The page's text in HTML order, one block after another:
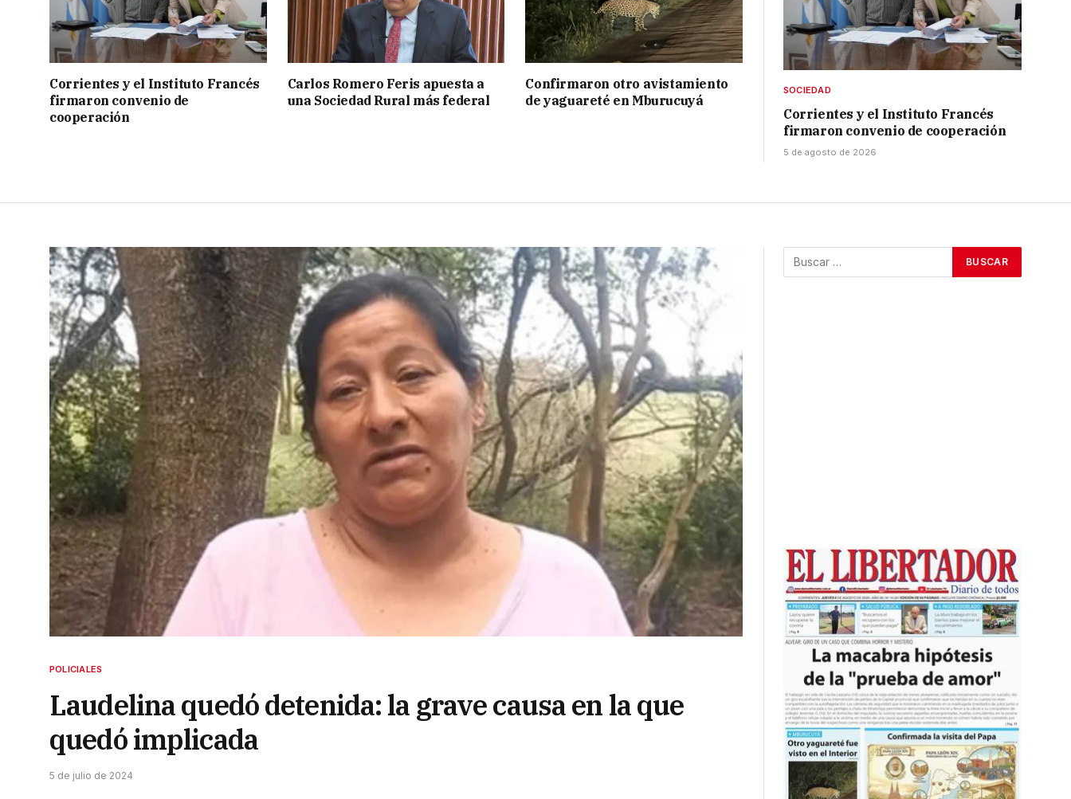
Corrientes y el Instituto Francés
firmaron convenio de
cooperación
Carlos Romero Feris apuesta a
una Sociedad Rural más federal
Confirmaron otro avistamiento
de yaguareté en Mburucuyá
SOCIEDAD
Corrientes y el Instituto Francés
firmaron convenio de cooperación
5 de agosto de 2026
POLICIALES
Laudelina quedó detenida: la grave causa en la que
quedó implicada
5 de julio de 2024